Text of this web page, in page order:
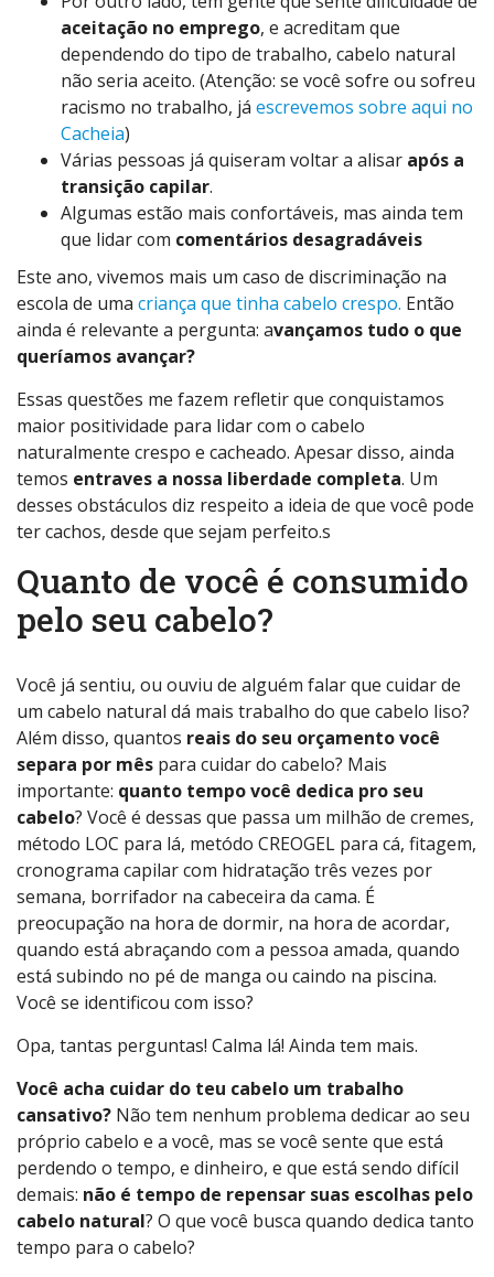
aceitação no emprego, e acreditam que
dependendo do tipo de trabalho, cabelo natural
não seria aceito. (Atenção: se você sofre ou sofreu
racismo no trabalho, já escrevemos sobre aqui no
Cacheia)
Várias pessoas já quiseram voltar a alisar após a
transição capilar.
Algumas estão mais confortáveis, mas ainda tem
que lidar com comentários desagradáveis
Este ano, vivemos mais um caso de discriminação na
escola de uma criança que tinha cabelo crespo. Então
ainda é relevante a pergunta: avançamos tudo o que
queríamos avançar?
Essas questões me fazem refletir que conquistamos
maior positividade para lidar com o cabelo
naturalmente crespo e cacheado. Apesar disso, ainda
temos entraves a nossa liberdade completa. Um
desses obstáculos diz respeito a ideia de que você pode
ter cachos, desde que sejam perfeito.s
Quanto de você é consumido
pelo seu cabelo?
Você já sentiu, ou ouviu de alguém falar que cuidar de
um cabelo natural dá mais trabalho do que cabelo liso?
Além disso, quantos reais do seu orçamento você
separa por mês para cuidar do cabelo? Mais
importante: quanto tempo você dedica pro seu
cabelo? Você é dessas que passa um milhão de cremes,
método LOC para lá, metódo CREOGEL para cá, fitagem,
cronograma capilar com hidratação três vezes por
semana, borrifador na cabeceira da cama. É
preocupação na hora de dormir, na hora de acordar,
quando está abraçando com a pessoa amada, quando
está subindo no pé de manga ou caindo na piscina.
Você se identificou com isso?
Opa, tantas perguntas! Calma lá! Ainda tem mais.
Você acha cuidar do teu cabelo um trabalho
cansativo? Não tem nenhum problema dedicar ao seu
próprio cabelo e a você, mas se você sente que está
perdendo o tempo, e dinheiro, e que está sendo difícil
demais: não é tempo de repensar suas escolhas pelo
cabelo natural? O que você busca quando dedica tanto
tempo para o cabelo?